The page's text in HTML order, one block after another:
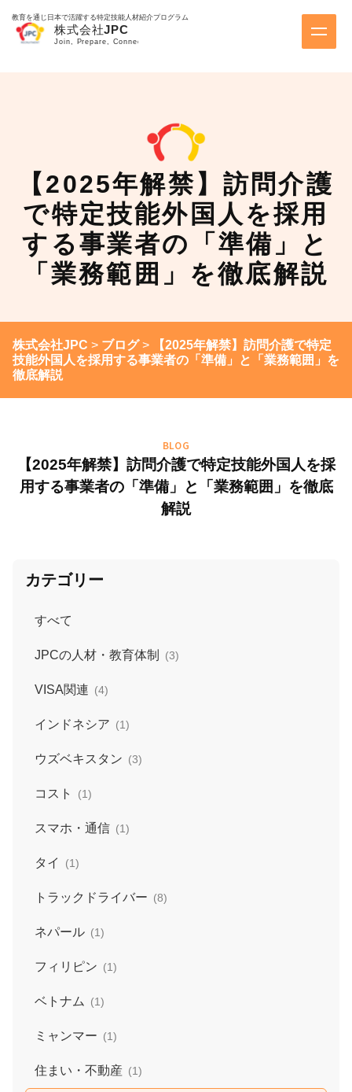
教育を通じ日本で活躍する特定技能人材紹介プログラム
【2025年解禁】訪問介護
で特定技能外国人を採用
する事業者の「準備」と
「業務範囲」を徹底解説
株式会社JPC > ブログ>
【2025年解禁】訪問介護で特定
技能外国人を採用する事業者の「準備」と「業務範囲」を
徹底解説
BLOG
【2025年解禁】訪問介護で特定技能外国人を採
用する事業者の「準備」と「業務範囲」を徹底
解説
カテゴリー
すべて
JPCの人材・教育体制 (3)
VISA関連 (4)
インドネシア (1)
ウズベキスタン (3)
コスト (1)
スマホ・通信 (1)
タイ (1)
トラックドライバー (8)
ネパール (1)
フィリピン (1)
ベトナム (1)
ミャンマー (1)
住まい・不動産 (1)